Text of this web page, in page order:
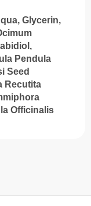
Glycerin,
Pendula
Seed
Recutita
Officinalis